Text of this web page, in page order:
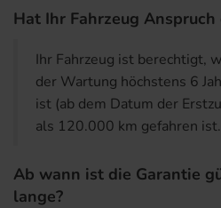
Hat Ihr Fahrzeug Anspruch
Ihr Fahrzeug ist berechtigt,
der Wartung höchstens 6
ist (ab dem Datum der
als 120.000 km gefahren ist.
Ab wann ist die Garantie
lange?